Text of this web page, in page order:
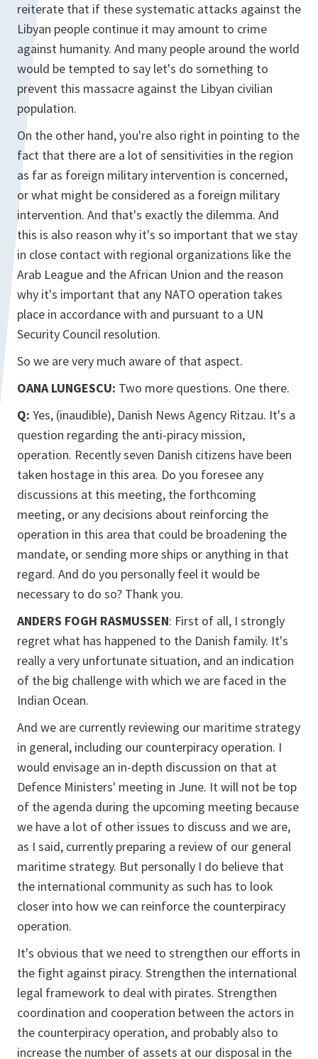
reiterate that if these systematic attacks against the
Libyan people continue it may amount to crime
against humanity. And many people around the world
would be tempted to say let's do something to
prevent this massacre against the Libyan civilian
population.
On the other hand, you're also right in pointing to the
fact that there are a lot of sensitivities in the region
as far as foreign military intervention is concerned,
or what might be considered as a foreign military
intervention. And that's exactly the dilemma. And
this is also reason why it's so important that we stay
in close contact with regional organizations like the
Arab League and the African Union and the reason
why it's important that any NATO operation takes
place in accordance with and pursuant to a UN
Security Council resolution.
So we are very much aware of that aspect.
OANA LUNGESCU: Two more questions. One there.
Q: Yes, (inaudible), Danish News Agency Ritzau. It's a
question regarding the anti-piracy mission,
operation. Recently seven Danish citizens have been
taken hostage in this area. Do you foresee any
discussions at this meeting, the forthcoming
meeting, or any decisions about reinforcing the
operation in this area that could be broadening the
mandate, or sending more ships or anything in that
regard. And do you personally feel it would be
necessary to do so? Thank you.
ANDERS FOGH RASMUSSEN: First of all, I strongly
regret what has happened to the Danish family. It's
really a very unfortunate situation, and an indication
of the big challenge with which we are faced in the
Indian Ocean.
And we are currently reviewing our maritime strategy
in general, including our counterpiracy operation. I
would envisage an in-depth discussion on that at
Defence Ministers' meeting in June. It will not be top
of the agenda during the upcoming meeting because
we have a lot of other issues to discuss and we are,
as I said, currently preparing a review of our general
maritime strategy. But personally I do believe that
the international community as such has to look
closer into how we can reinforce the counterpiracy
operation.
It's obvious that we need to strengthen our efforts in
the fight against piracy. Strengthen the international
legal framework to deal with pirates. Strengthen
coordination and cooperation between the actors in
the counterpiracy operation, and probably also to
increase the number of assets at our disposal in the